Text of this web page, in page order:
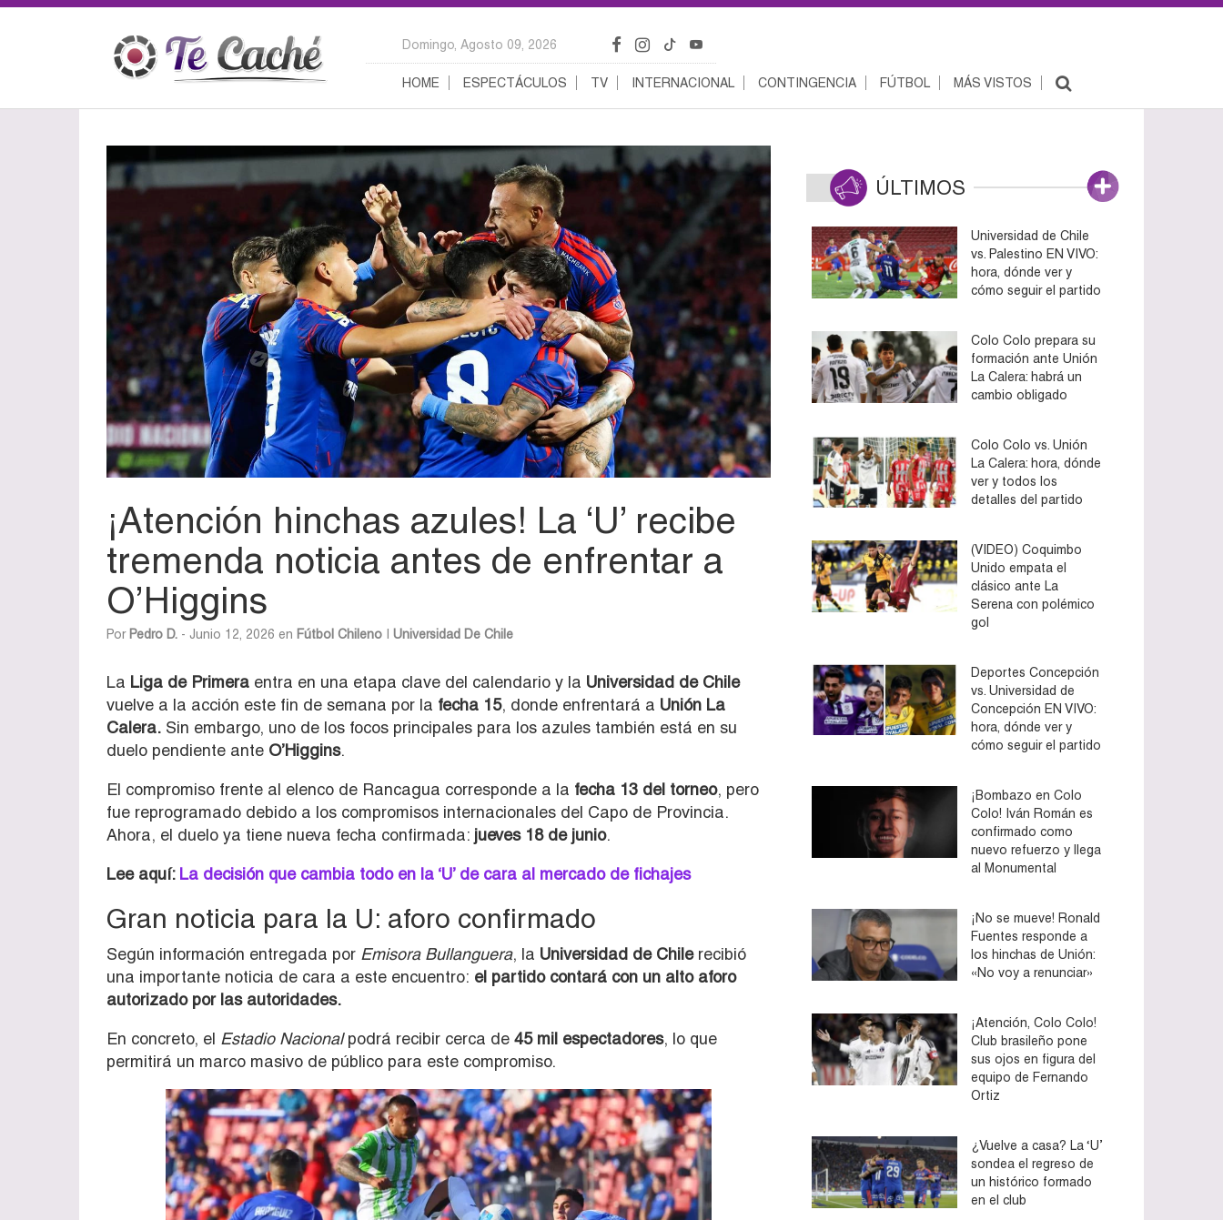
Domingo, Agosto 09, 2026
HOME ESPECTÁCULOS TV INTERNACIONAL CONTINGENCIA FÚTBOL MÁS VISTOS
¡Atención hinchas azules! La ‘U’ recibe
tremenda noticia antes de enfrentar a
O’Higgins
Por Pedro D. - Junio 12, 2026 en Fútbol Chileno Universidad De Chile
La Liga de Primera entra en una etapa clave del calendario y la Universidad de Chile
vuelve a la acción este fin de semana por la fecha 15, donde enfrentará a Unión La
Calera. Sin embargo, uno de los focos principales para los azules también está en su
duelo pendiente ante O’Higgins.
El compromiso frente al elenco de Rancagua corresponde a la fecha 13 del torneo, pero
fue reprogramado debido a los compromisos internacionales del Capo de Provincia.
Ahora, el duelo ya tiene nueva fecha confirmada: jueves 18 de junio.
Lee aquí: La decisión que cambia todo en la ‘U’ de cara al mercado de fichajes
Gran noticia para la U: aforo confirmado
Según información entregada por Emisora Bullanguera, la Universidad de Chilerecibió
una importante noticia de cara a este encuentro: el partido contará con un alto aforo
autorizado por las autoridades.
En concreto, el Estadio Nacionalpodrá recibir cerca de 45 mil espectadores, lo que
permitirá un marco masivo de público para este compromiso.
ÚLTIMOS
Universidad de Chile
vs. Palestino EN VIVO:
hora, dónde ver y
cómo seguir el partido
Colo Colo prepara su
formación ante Unión
La Calera: habrá un
cambio obligado
Colo Colo vs. Unión
La Calera: hora, dónde
ver y todos los
detalles del partido
(VIDEO) Coquimbo
Unido empata el
clásico ante La
Serena con polémico
gol
Deportes Concepción
vs. Universidad de
Concepción EN VIVO:
hora, dónde ver y
cómo seguir el partido
¡Bombazo en Colo
Colo! Iván Román es
confirmado como
nuevo refuerzo y llega
al Monumental
¡No se mueve! Ronald
Fuentes responde a
los hinchas de Unión:
«No voy a renunciar»
¡Atención, Colo Colo!
Club brasileño pone
sus ojos en figura del
equipo de Fernando
Ortiz
¿Vuelve a casa? La ‘U’
sondea el regreso de
un histórico formado
en el club